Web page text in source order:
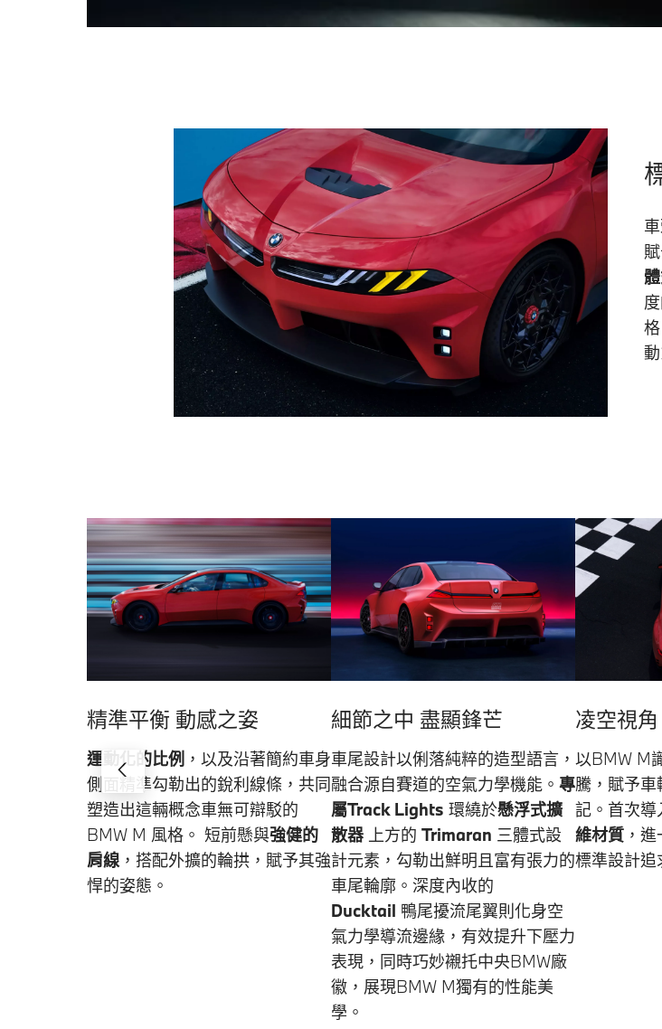
精準平衡 動感之姿
運動化的比例 ，以及沿著簡約車身
側面精準勾勒出的銳利線條，共同
塑造出這輛概念車無可辯駁的
BMW M 風格。 短前懸與強健的
肩線 ，搭配外擴的輪拱，賦予其強
悍的姿態。
細節之中 盡顯鋒芒
車尾設計以俐落純粹的造型語言，
融合源自賽道的空氣力學機能。 專
屬Track Lights 環繞於懸浮式擴
散器 上方的 Trimaran 三體式設
計元素，勾勒出鮮明且富有張力的
車尾輪廓。深度內收的
Ducktail 鴨尾擾流尾翼則化身空
氣力學導流邊緣，有效提升下壓力
表現，同時巧妙襯托中央BMW廠
徽，展現BMW M獨有的性能美
學。
凌空視
以BMW M
騰，賦予
記。首次導
維材質 ，
標準設計追